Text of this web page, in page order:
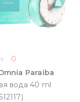
0
Paraiba
вода 40 ml